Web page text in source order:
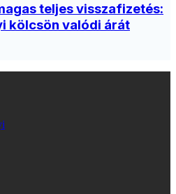
teljes visszafizetés:
kölcsön valódi árát